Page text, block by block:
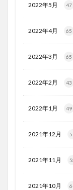
2022年5月 47
2022年4月 65
2022年3月 65
2022年2月 43
2022年1月 49
2021年12月
2021年11月
2021年10月